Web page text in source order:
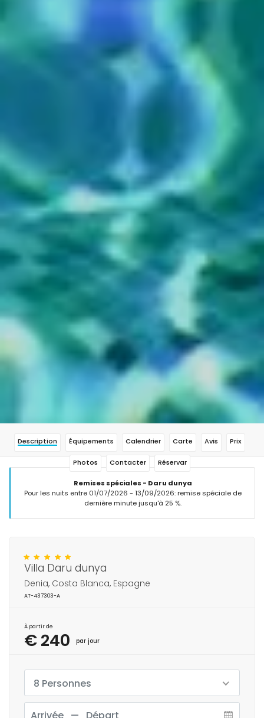
Description Équipements Calendrier Carte Avis Prix
Photos Contacter Réservar
Remises spéciales - Daru dunya
Pour les nuits entre 01/07/2026 - 13/09/2026: remise spéciale de
dernière minute jusqu'à 25 %.
Villa Daru dunya
Denia, Costa Blanca, Espagne
AT-437303-A
À partir de
€ 240 par jour
8 Personnes